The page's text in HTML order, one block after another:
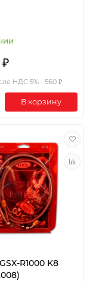
₽
НДС 5% - 560 ₽
В корзину
R1000 K8